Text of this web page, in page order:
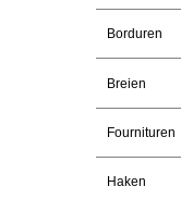
Borduren
Breien
Fournituren
Haken